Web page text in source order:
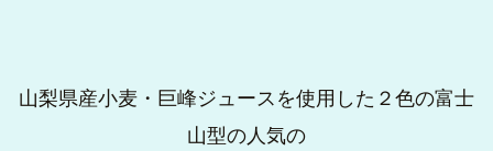
山梨県産小麦・巨峰ジュースを使用した２色の富士
山型の人気の